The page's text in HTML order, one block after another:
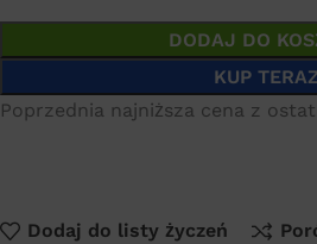
DODAJ DO
KUP
Poprzednia najniższa cena z
Dodaj do listy życzeń